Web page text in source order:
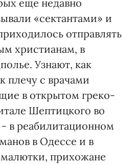
еще недавно
«сектантами» и
отправлять
христианам, в
Узнают, как
плечу с врачами
в открытом греко-
Шептицкого во
в реабилитационном
в Одессе и в
прихожане